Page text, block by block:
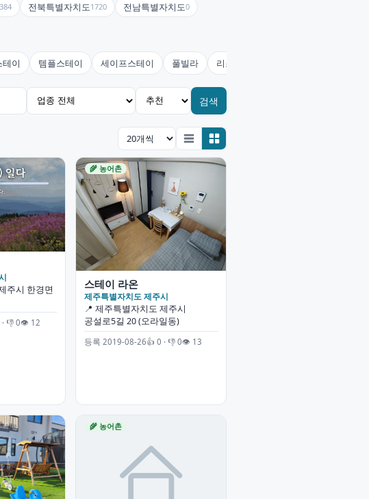
전북특별자치도1720 전남특별자치도0
이 템플스테이 세이프스테이 풀빌라 리조트
검색
주시 한경면
👎 0👁 12
🌾 농어촌
스테이 라온
제주특별자치도 제주시
📍 제주특별자치도 제주시
공설로5길 20 (오라일동)
등록 2019-08-26👍 0 · 👎 0👁 13
🌾 농어촌